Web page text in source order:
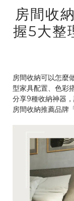
房間收
握5大整
房間收納可以怎麼
型家具配置、色彩
分享9種收納神器
房間收納推薦品牌